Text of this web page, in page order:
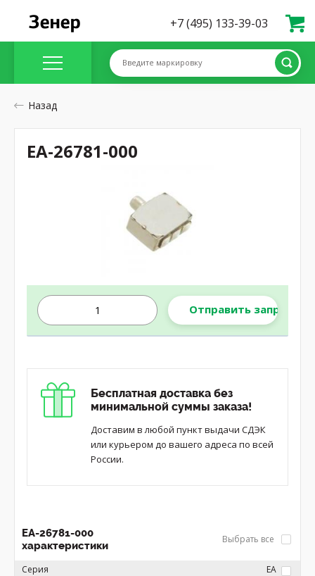
+7 (495) 133-39-03
Введите маркировку
Назад
Отправить запрос
Бесплатная доставка без
минимальной суммы заказа!
Доставим в любой пункт выдачи СДЭК
или курьером до вашего адреса по всей
России.
EA-26781-000
характеристики
Выбрать все
Серия
EA
EA-26781-000